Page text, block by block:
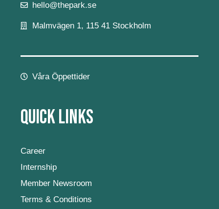
hello@thepark.se
Malmvägen 1, 115 41 Stockholm
Våra Öppettider
Quick Links
Career
Internship
Member Newsroom
Terms & Conditions